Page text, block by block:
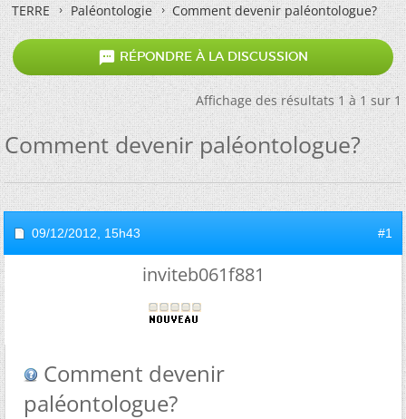
TERRE
Paléontologie Comment devenir paléontologue?
 RÉPONDRE À LA DISCUSSION
Affichage des résultats 1 à 1 sur 1
Comment devenir paléontologue?
09/12/2012, 15h43 #1
inviteb061f881
Comment devenir
paléontologue?